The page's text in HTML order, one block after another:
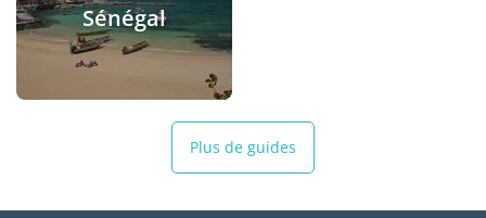
Sénégal
Plus de guides